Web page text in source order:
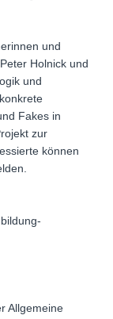
und
Holnick und
und
Fakes in
zur
können
Allgemeine